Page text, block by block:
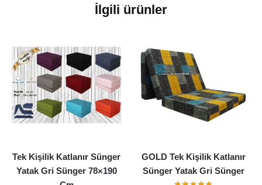
İlgili ürünler
Tek Kişilik Katlanır Sünger
Yatak Gri Sünger 78×190
GOLD Tek Kişilik Katlanır
Sünger Yatak Gri Sünger